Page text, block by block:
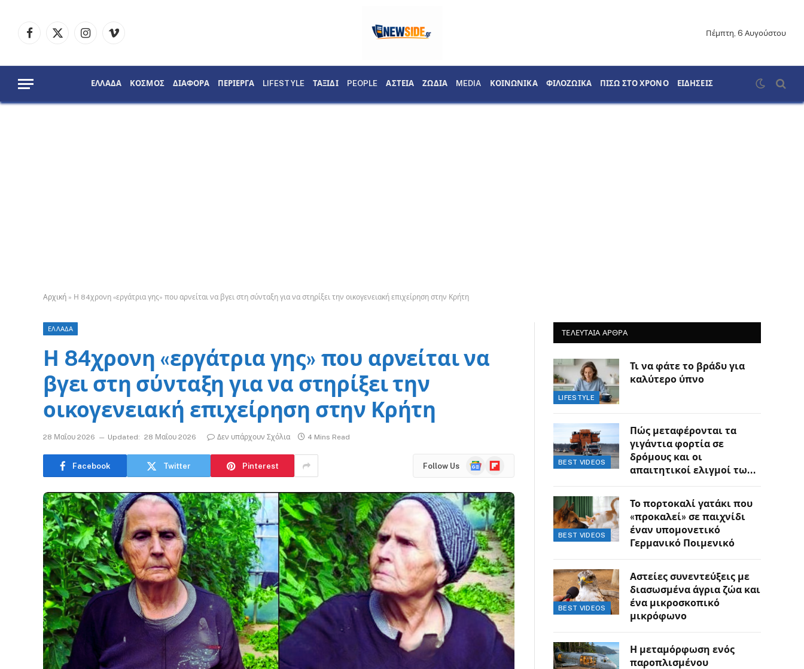
Facebook
X
InstagramVimeo
Πέμπτη, 6 Αυγούστου
ΕΛΛΑΔΑ ΚΟΣΜΟΣ ΔΙΑΦΟΡΑ ΠΕΡΙΕΡΓΑ LIFESTYLE ΤΑΞΙΔΙ PEOPLE ΑΣΤΕΙΑ ΖΩΔΙΑ MEDIA ΚΟΙΝΩΝΙΚΑ ΦΙΛΟΖΩΙΚΑ ΠΙΣΩ ΣΤΟ ΧΡΟΝΟ ΕΙΔΗΣΕΙΣ
Αρχική » Η 84χρονη «εργάτρια γης» που αρνείται να βγει στη σύνταξη για να στηρίξει την οικογενειακή επιχείρηση στην Κρήτη
ΕΛΛΑΔΑ
Η 84χρονη «εργάτρια γης» που αρνείται να
βγει στη σύνταξη για να στηρίξει την
οικογενειακή επιχείρηση στην Κρήτη
28 Μαΐου 2026 Updated: 28 Μαΐου 2026 Δεν υπάρχουν Σχόλια 4 Mins Read
Facebook Twitter Pinterest Follow Us
GoogleFlipboard
ΤΕΛΕΥΤΑΙΑ ΑΡΘΡΑ
LIFESTYLE
Τι να φάτε το βράδυ για
καλύτερο ύπνο
BEST VIDEOS
Πώς μεταφέρονται τα
γιγάντια φορτία σε
δρόμους και οι
απαιτητικοί ελιγμοί των
BEST VIDEOS
Το πορτοκαλί γατάκι που
«προκαλεί» σε παιχνίδι
έναν υπομονετικό
Γερμανικό Ποιμενικό
BEST VIDEOS
Αστείες συνεντεύξεις με
διασωσμένα άγρια ζώα και
ένα μικροσκοπικό
μικρόφωνο
Η μεταμόρφωση ενός
παροπλισμένου